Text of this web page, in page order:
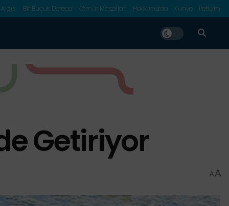
Bir Buçuk Derece Kömür Masalları Hakkımızda Künye İletişim
Getiriyor
AA